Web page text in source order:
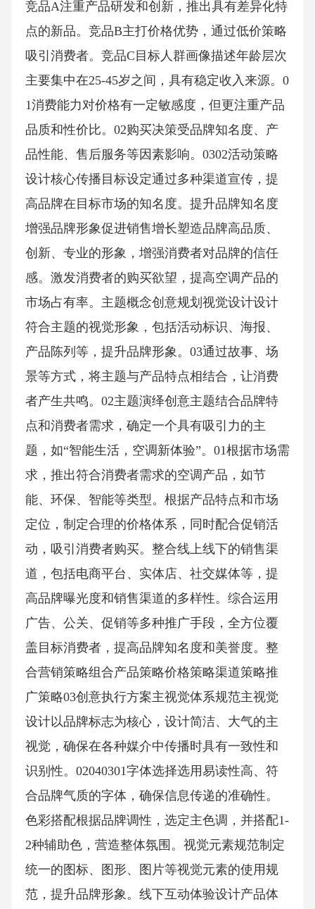
竞品A注重产品研发和创新，推出具有差异化特
点的新品。竞品B主打价格优势，通过低价策略
吸引消费者。竞品C目标人群画像描述年龄层次
主要集中在25-45岁之间，具有稳定收入来源。0
1消费能力对价格有一定敏感度，但更注重产品
品质和性价比。02购买决策受品牌知名度、产
品性能、售后服务等因素影响。0302活动策略
设计核心传播目标设定通过多种渠道宣传，提
高品牌在目标市场的知名度。提升品牌知名度
增强品牌形象促进销售增长塑造品牌高品质、
创新、专业的形象，增强消费者对品牌的信任
感。激发消费者的购买欲望，提高空调产品的
市场占有率。主题概念创意规划视觉设计设计
符合主题的视觉形象，包括活动标识、海报、
产品陈列等，提升品牌形象。03通过故事、场
景等方式，将主题与产品特点相结合，让消费
者产生共鸣。02主题演绎创意主题结合品牌特
点和消费者需求，确定一个具有吸引力的主
题，如“智能生活，空调新体验”。01根据市场需
求，推出符合消费者需求的空调产品，如节
能、环保、智能等类型。根据产品特点和市场
定位，制定合理的价格体系，同时配合促销活
动，吸引消费者购买。整合线上线下的销售渠
道，包括电商平台、实体店、社交媒体等，提
高品牌曝光度和销售渠道的多样性。综合运用
广告、公关、促销等多种推广手段，全方位覆
盖目标消费者，提高品牌知名度和美誉度。整
合营销策略组合产品策略价格策略渠道策略推
广策略03创意执行方案主视觉体系规范主视觉
设计以品牌标志为核心，设计简洁、大气的主
视觉，确保在各种媒介中传播时具有一致性和
识别性。02040301字体选择选用易读性高、符
合品牌气质的字体，确保信息传递的准确性。
色彩搭配根据品牌调性，选定主色调，并搭配1-
2种辅助色，营造整体氛围。视觉元素规范制定
统一的图标、图形、图片等视觉元素的使用规
范，提升品牌形象。线下互动体验设计产品体